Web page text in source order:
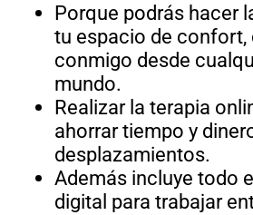
Porque podrás hacer
tu espacio de
conmigo desde
mundo.
Realizar la terapia
ahorrar tiempo y
desplazamientos.
Además incluye todo
digital para trabajar